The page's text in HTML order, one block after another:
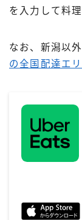
を入力して料
なお、新潟以
の全国配達エ